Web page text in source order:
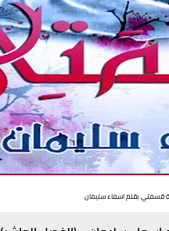
قسمتي بقلم اسماء سليمان